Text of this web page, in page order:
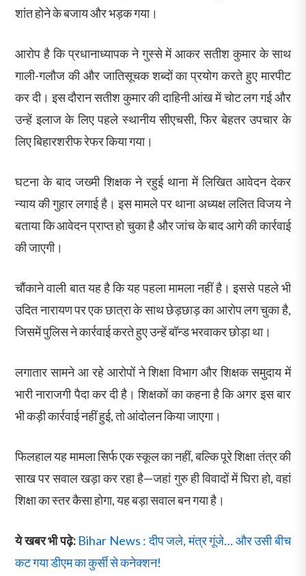
शांत होने के बजाय और भड़क गया।
आरोप है कि प्रधानाध्यापक ने गुस्से में आकर सतीश कुमार के साथ
गाली-गलौज की और जातिसूचक शब्दों का प्रयोग करते हुए मारपीट
कर दी। इस दौरान सतीश कुमार की दाहिनी आंख में चोट लग गई और
उन्हें इलाज के लिए पहले स्थानीय सीएचसी, फिर बेहतर उपचार के
लिए बिहारशरीफ रेफर किया गया।
घटना के बाद जख्मी शिक्षक ने रहुई थाना में लिखित आवेदन देकर
न्याय की गुहार लगाई है। इस मामले पर थाना अध्यक्ष ललित विजय ने
बताया कि आवेदन प्राप्त हो चुका है और जांच के बाद आगे की कार्रवाई
की जाएगी।
चौंकाने वाली बात यह है कि यह पहला मामला नहीं है। इससे पहले भी
उदित नारायण पर एक छात्रा के साथ छेड़छाड़ का आरोप लग चुका है,
जिसमें पुलिस ने कार्रवाई करते हुए उन्हें बॉन्ड भरवाकर छोड़ा था।
लगातार सामने आ रहे आरोपों ने शिक्षा विभाग और शिक्षक समुदाय में
भारी नाराजगी पैदा कर दी है। शिक्षकों का कहना है कि अगर इस बार
भी कड़ी कार्रवाई नहीं हुई, तो आंदोलन किया जाएगा।
फिलहाल यह मामला सिर्फ एक स्कूल का नहीं, बल्कि पूरे शिक्षा तंत्र की
साख पर सवाल खड़ा कर रहा है—जहां गुरु ही विवादों में घिरा हो, वहां
शिक्षा का स्तर कैसा होगा, यह बड़ा सवाल बन गया है।
ये खबर भी पढ़े: Bihar News : दीप जले, मंत्र गूंजे… और उसी बीच
कट गया डीएम का कुर्सी से कनेक्शन!